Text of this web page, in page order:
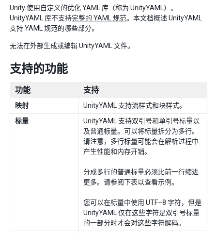
Unity 使用自定义的优化 YAML 库（称为 UnityYAML）。
UnityYAML 库不支持完整的 YAML 规范。本文档概述 UnityYAML
支持 YAML 规范的哪些部分。
无法在外部生成或编辑 UnityYAML 文件。
支持的功能
功能 支持
映射
UnityYAML 支持流样式和块样式。
标量
UnityYAML 支持双引号和单引号标量以
及普通标量。可以将标量拆分为多行。
请注意，多行标量可能会在解析过程中
产生性能和内存开销。
分成多行的普通标量必须比前一行缩进
更多。请参阅下表以查看示例。
您可以在标量中使用 UTF–8 字符，但是
UnityYAML 仅在这些字符是双引号标量
的一部分时才会对这些字符解码。